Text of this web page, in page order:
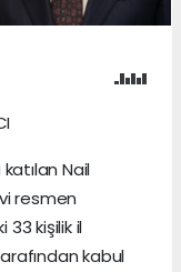
Nail
resmen
33 kişilik il
kabul